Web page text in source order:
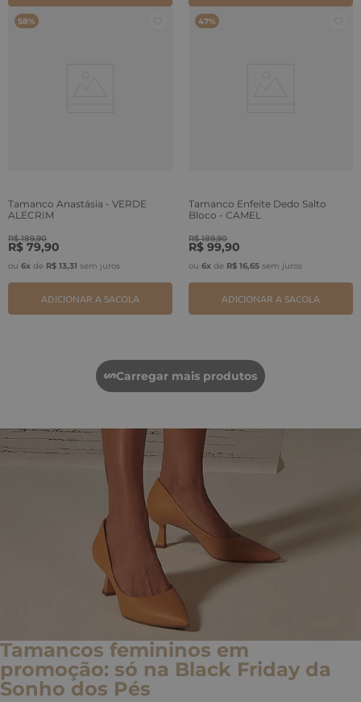
58%
Tamanco Anastásia - VERDE
ALECRIM
R$ 189,90
R$ 79,90
ou 6x de R$ 13,31 sem juros
ADICIONAR A SACOLA
47%
Tamanco Enfeite Dedo Salto
Bloco - CAMEL
R$ 189,90
R$ 99,90
ou 6x de R$ 16,65 sem juros
ADICIONAR A SACOLA
Tamancos femininos em
promoção: só na Black Friday da
Sonho dos Pés